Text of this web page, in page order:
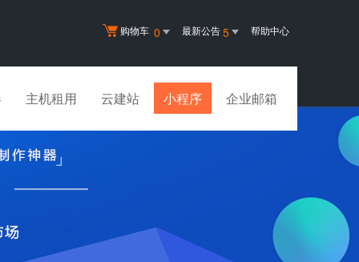
购物车 0 最新公告5 帮助中心
主机租用 云建站 小程序 企业邮箱